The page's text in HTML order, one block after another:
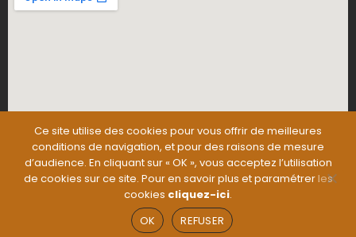
Ce site utilise des cookies pour vous offrir de meilleures
conditions de navigation, et pour des raisons de mesure
d’audience. En cliquant sur « OK », vous acceptez l’utilisation
de cookies sur ce site. Pour en savoir plus et paramétrer les
cookies cliquez-ici.
OK
REFUSER